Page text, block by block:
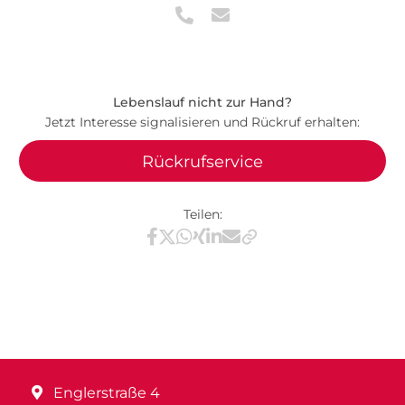
Lebenslauf nicht zur Hand?
Jetzt Interesse signalisieren und Rückruf erhalten:
Rückrufservice
Teilen:
Teilen via Facebook
Teilen via X / Twitter
Teilen via WhatsApp
Teilen via Xing
Teilen via LinkedIn
Teilen via E-Mail
Englerstraße 4